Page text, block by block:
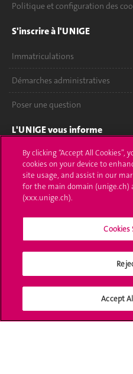
Politique et configuration des
S'inscrire à l'UNIGE
Immatriculations
Démarches administratives
Poser une question
L'UNIGE vous informe
UNIGE Mobile
Médias
Offres d'emploi
Calendrier académique
Médias sociaux UNIGE
By clicking “Accept All
cookies on your device to
site usage, and assist in our
for the main domain (unige.ch)
(xxx.unige.ch).
Accept